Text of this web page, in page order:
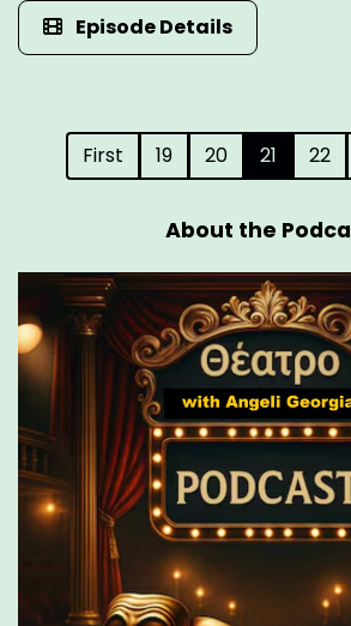
Episode Details
First 19 20 21 22
About the